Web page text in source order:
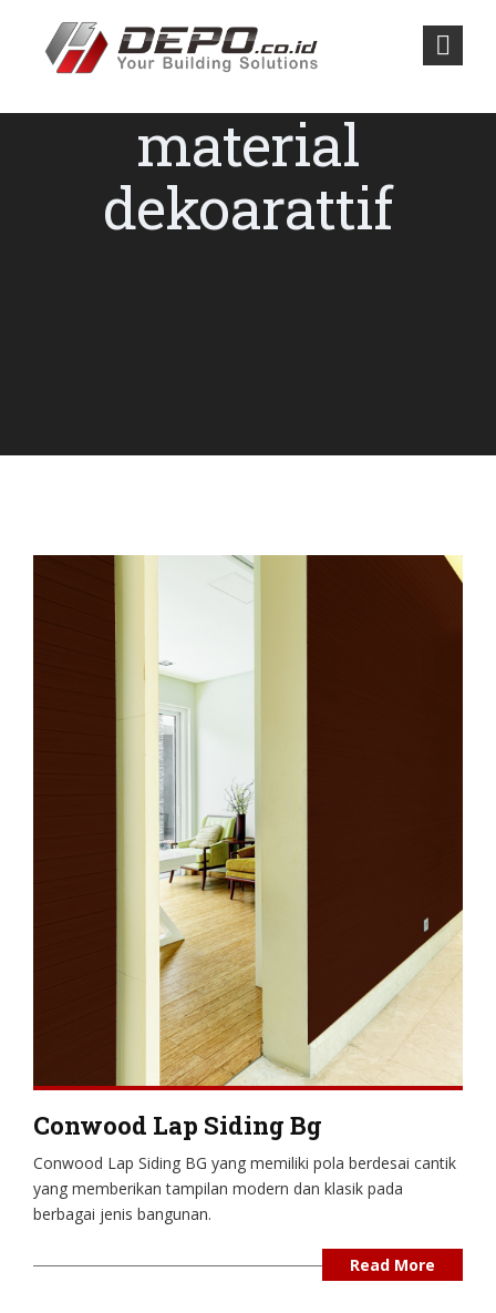
material
dekoarattif
Conwood Lap Siding Bg
Conwood Lap Siding BG yang memiliki pola berdesai cantik
yang memberikan tampilan modern dan klasik pada
berbagai jenis bangunan.
Read More